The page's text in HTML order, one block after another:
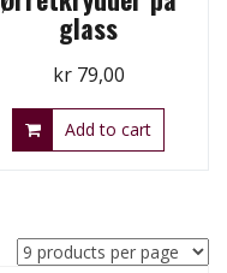
glass
kr79,00
Add to cart